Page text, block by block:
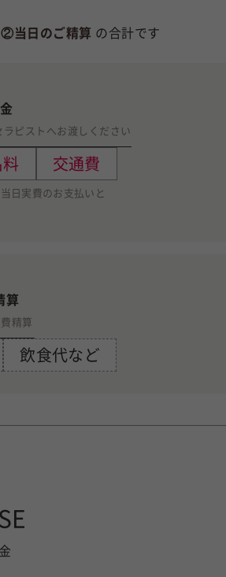
②当日のご精算 の合計です
ラピストへお渡しください
料 交通費
日実費のお支払いと
算
精算
飲食代など